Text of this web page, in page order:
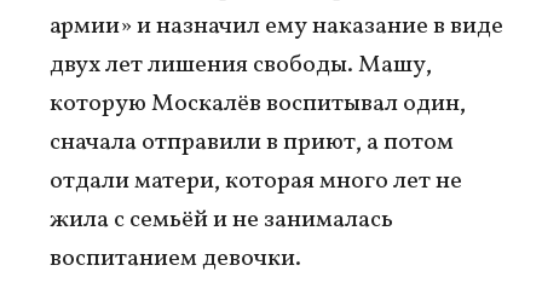
армии» и назначил ему наказание в виде
двух лет лишения свободы. Машу,
которую Москалёв воспитывал один,
сначала отправили в приют, а потом
отдали матери, которая много лет не
жила с семьёй и не занималась
воспитанием девочки.